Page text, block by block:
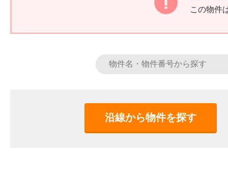
この物件
沿線から物件を探す